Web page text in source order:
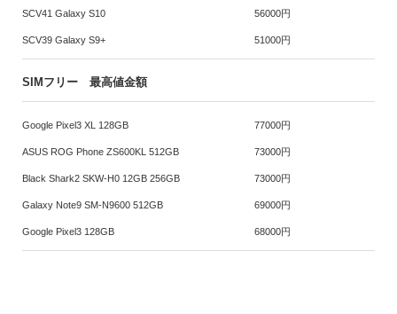
SCV41 Galaxy S10
SCV39 Galaxy S9+
56000円
51000円
SIMフリー 最高値金額
Google Pixel3 XL 128GB
ASUS ROG Phone ZS600KL 512GB
Black Shark2 SKW-H0 12GB 256GB
Galaxy Note9 SM-N9600 512GB
Google Pixel3 128GB
77000円
73000円
73000円
69000円
68000円